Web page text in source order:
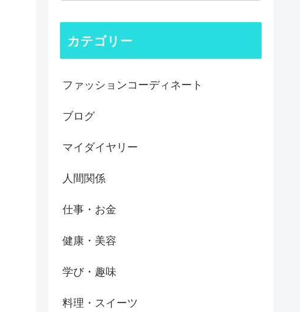
カテゴリー
ファッションコーディネート
ブログ
マイダイヤリー
人間関係
仕事・お金
健康・美容
学び・趣味
料理・スイーツ